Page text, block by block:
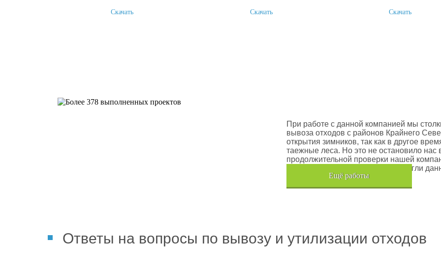
Скачать Скачать Скачать
При работе с данной компанией мы
вывоза отходов с районов Крайнего
открытия зимников, так как в другое
таежные леса. Но это не остановило
продолжительной проверки нашей
транспортного средства, мы помогли
Хочется также отметить, что…
Eщё работы
Ответы на вопросы по вывозу и утилизации отходов